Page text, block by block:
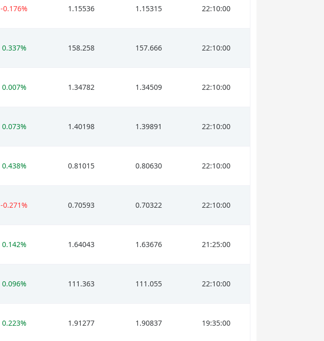
-0.176% 1.15536 1.15315 22:10:00
0.337% 158.258 157.666 22:10:00
0.007% 1.34782 1.34509 22:10:00
0.073% 1.40198 1.39891 22:10:00
0.438% 0.81015 0.80630 22:10:00
-0.271% 0.70593 0.70322 22:10:00
0.142% 1.64043 1.63676 21:25:00
0.096% 111.363 111.055 22:10:00
0.223% 1.91277 1.90837 19:35:00